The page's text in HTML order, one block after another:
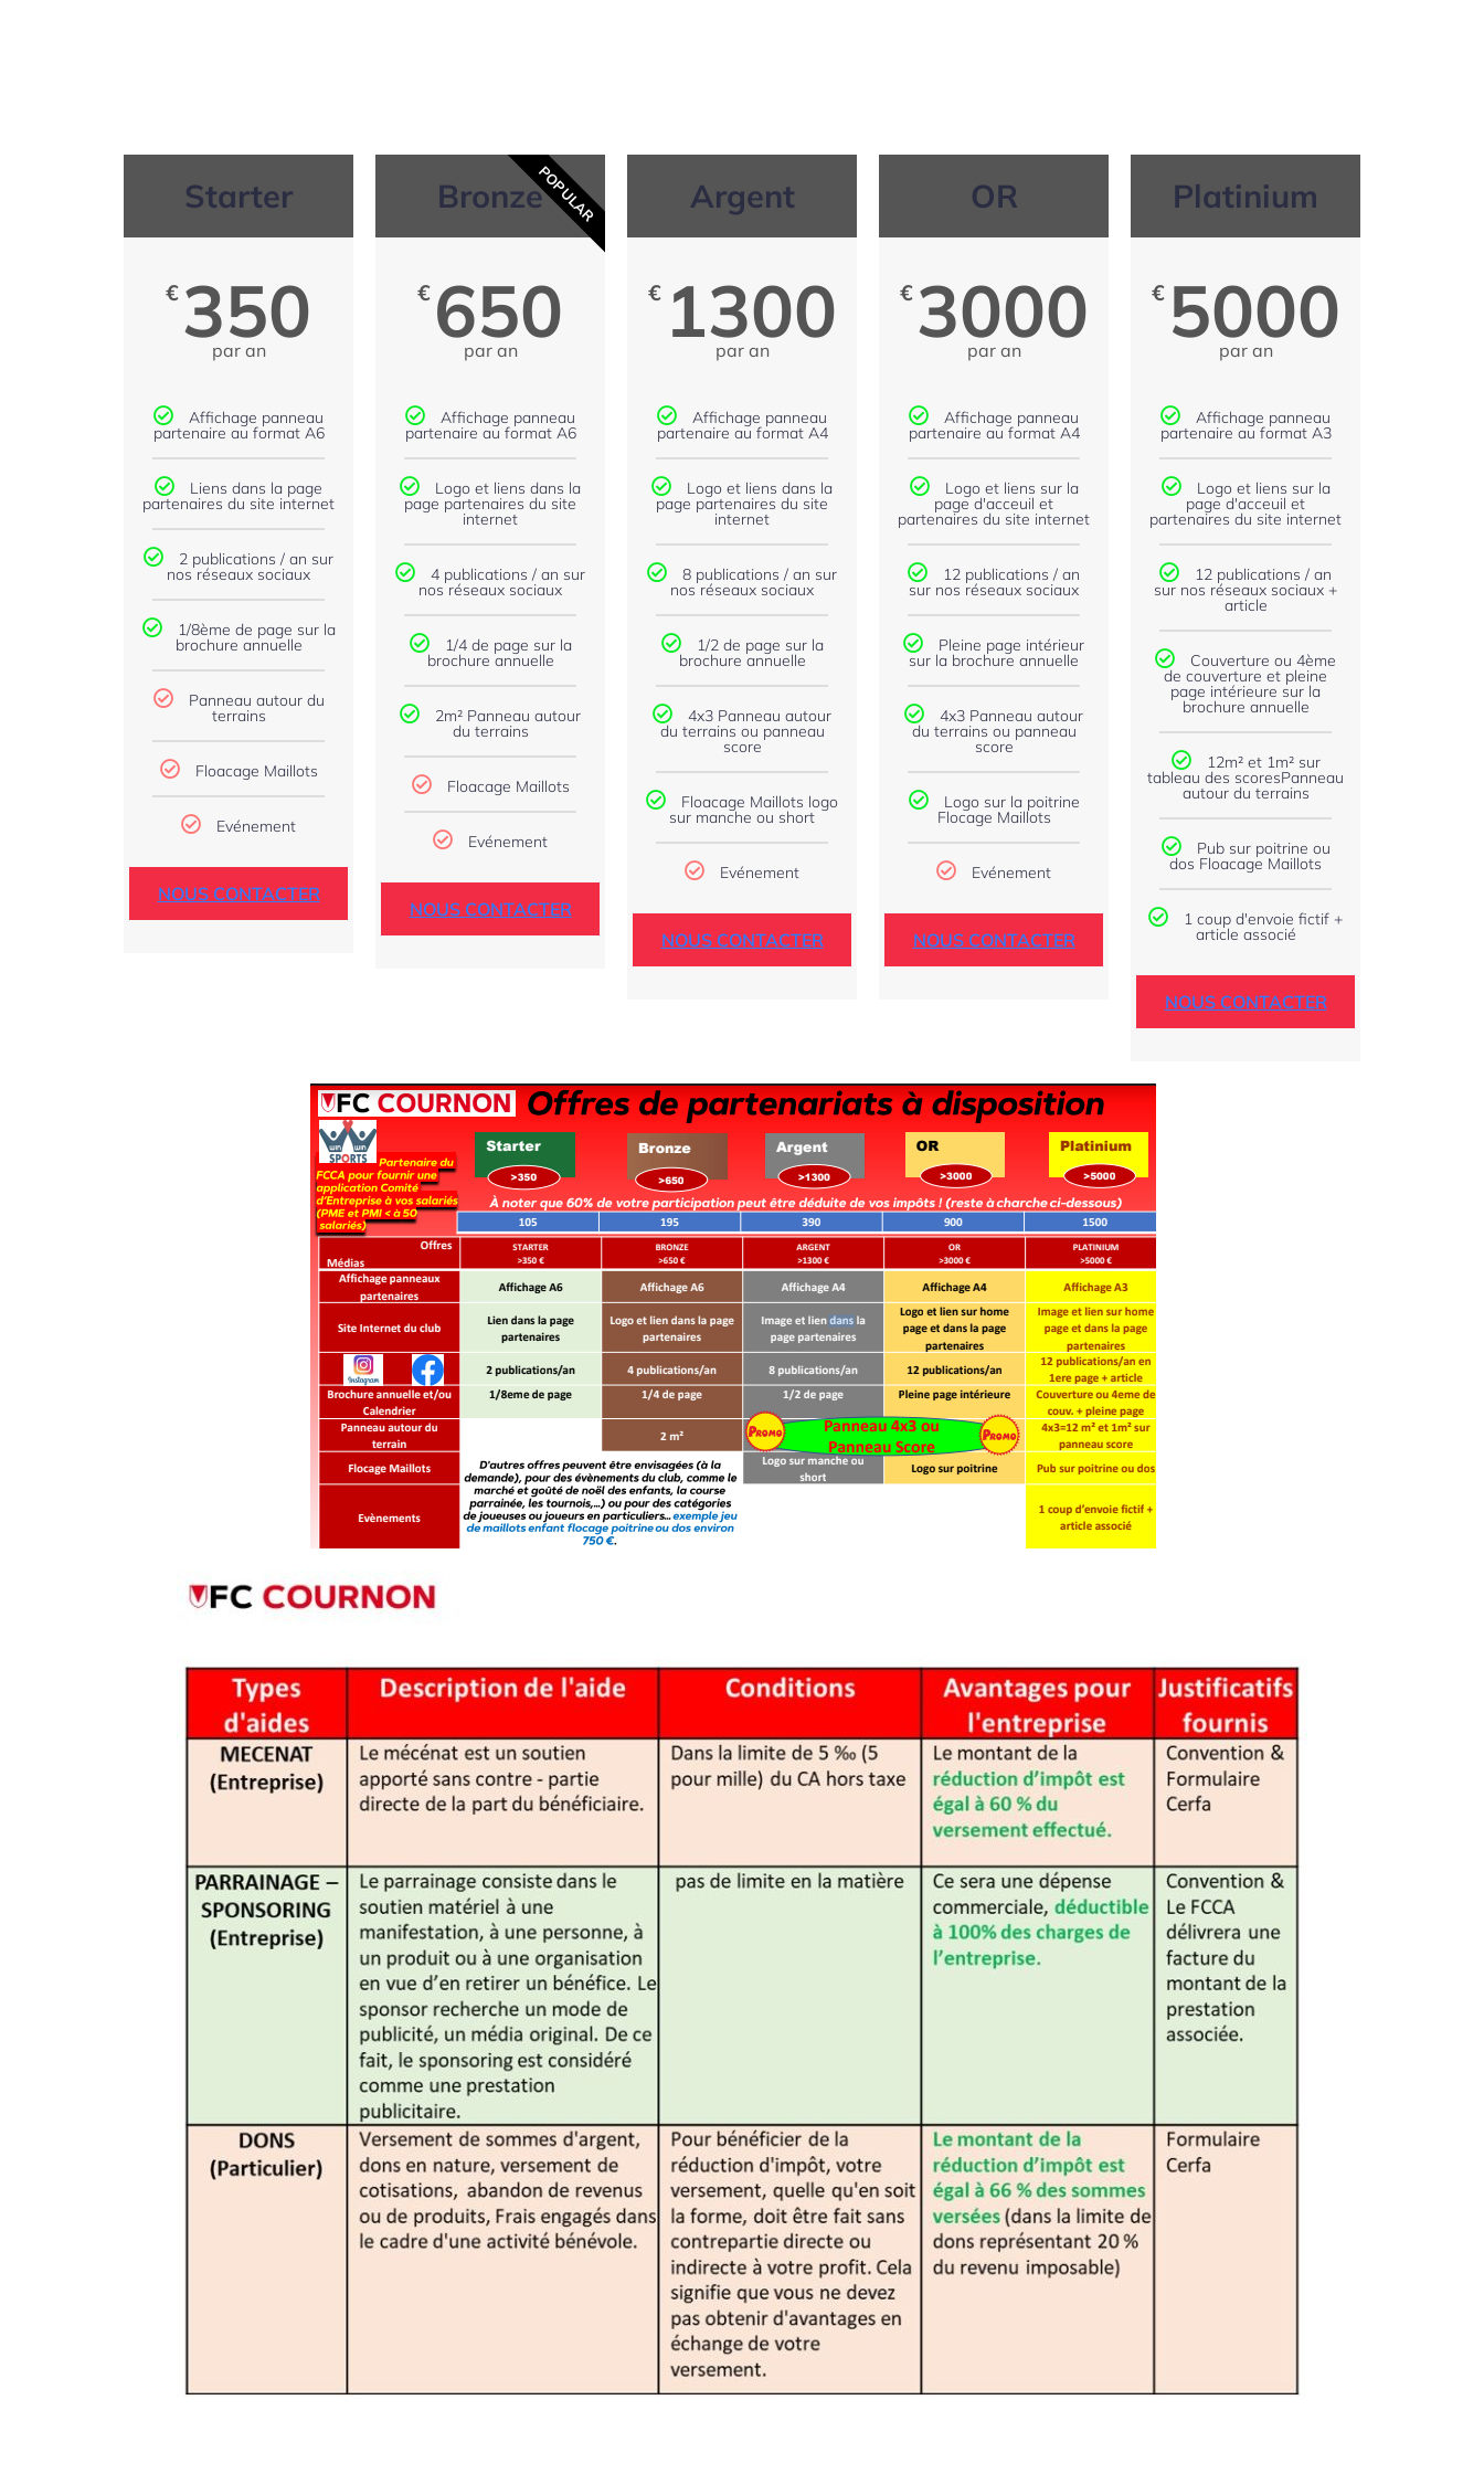
Starter
€ 350
par an
Affichage panneau
partenaire au format A6
Liens dans la page
partenaires du site internet
2 publications / an sur
nos réseaux sociaux
1/8ème de page sur la
brochure annuelle
Panneau autour du
terrains
Floacage Maillots
Evénement
NOUS CONTACTER
Bronze
€ 650
par an
Affichage panneau
partenaire au format A6
Logo et liens dans la
page partenaires du site
internet
4 publications / an sur
nos réseaux sociaux
1/4 de page sur la
brochure annuelle
2m² Panneau autour
du terrains
Floacage Maillots
Evénement
NOUS CONTACTER
POPULAR Argent
€ 1300
par an
Affichage panneau
partenaire au format A4
Logo et liens dans la
page partenaires du site
internet
8 publications / an sur
nos réseaux sociaux
1/2 de page sur la
brochure annuelle
4x3 Panneau autour
du terrains ou panneau
score
Floacage Maillots logo
sur manche ou short
Evénement
NOUS CONTACTER
OR
€ 3000
par an
Affichage panneau
partenaire au format A4
Logo et liens sur la
page d'acceuil et
partenaires du site internet
12 publications / an
sur nos réseaux sociaux
Pleine page intérieur
sur la brochure annuelle
4x3 Panneau autour
du terrains ou panneau
score
Logo sur la poitrine
Flocage Maillots
Evénement
NOUS CONTACTER
Platinium
€ 5000
par an
Affichage panneau
partenaire au format A3
Logo et liens sur la
page d'acceuil et
partenaires du site internet
12 publications / an
sur nos réseaux sociaux +
article
Couverture ou 4ème
de couverture et pleine
page intérieure sur la
brochure annuelle
12m² et 1m² sur
tableau des scoresPanneau
autour du terrains
Pub sur poitrine ou
dos Floacage Maillots
1 coup d'envoie fictif +
article associé
NOUS CONTACTER